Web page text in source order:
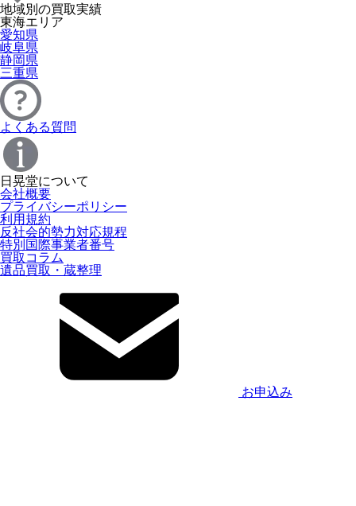
地域別の買取実績
東海エリア
愛知県
岐阜県
静岡県
三重県
よくある質問
日晃堂について
会社概要
プライバシーポリシー
利用規約
反社会的勢力対応規程
特別国際事業者番号
買取コラム
遺品買取・蔵整理
お申込み